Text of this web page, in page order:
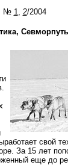
№ 1, 2/2004
Севморпуть
свой
За 15 лет
еще до